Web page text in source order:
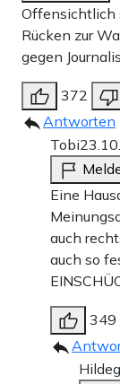
Offensichtlich
Rücken zur
gegen
372
Antworten
Tobi
Eine
auch
auch so
349